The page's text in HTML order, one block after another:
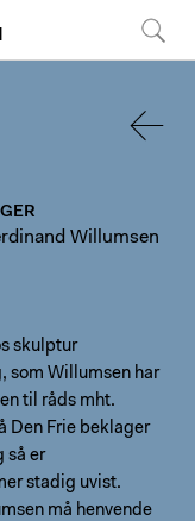
Willumsen
skulptur
som Willumsen har
til råds mht.
Den Frie beklager
så er
stadig uvist.
må henvende